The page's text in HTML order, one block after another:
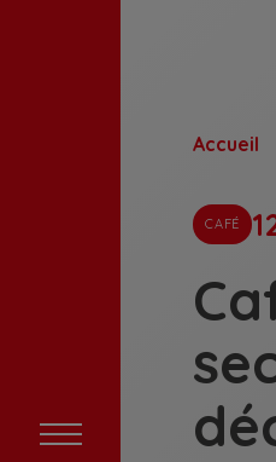
Accueil
CAFÉ